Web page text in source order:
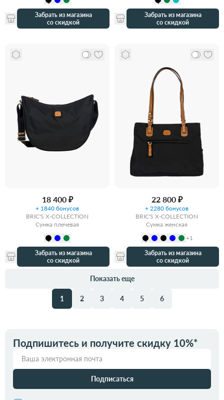
Забрать из магазина
со скидкой
Забрать из магазина
со скидкой
18 400 ₽
+ 1840 бонусов
BRIC'S X-COLLECTION
Сумка плечевая
Забрать из магазина
со скидкой
22 800 ₽
+ 2280 бонусов
BRIC'S X-COLLECTION
Сумка женская
+1
Забрать из магазина
со скидкой
Показать еще
1 2 3 4 5 6
Подпишитесь и получите скидку 10%*
Подписаться